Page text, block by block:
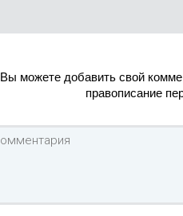
Вы можете добавить свой
правописание